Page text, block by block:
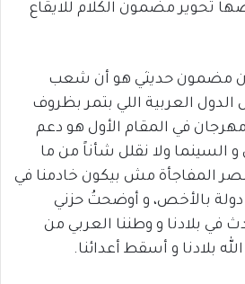
تحوير مضمون الكلام للايقاع
إن مضمون حديثي هو أن شعب
الدول العربية اللي بتمر بظروف
في المقام الأول هو دعم
السينما ولا نقلل شأناً من ما
المفاجأة مش بيكون خادمنا في
بالأخص، و أوضحتُ حزني
في بلادنا و وطننا العربي من
بلادنا و أسقط أعدائنا.